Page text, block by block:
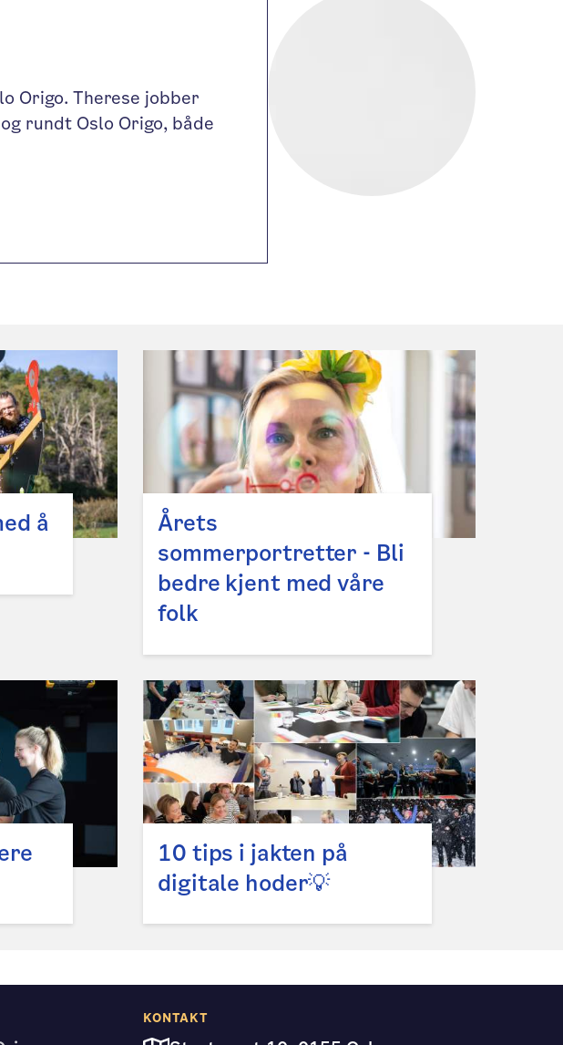
Origo. Therese jobber
rundt Oslo Origo, både
å
Årets
sommerportretter - Bli
bedre kjent med våre
folk
10 tips i jakten på
digitale hoder💡
KONTAKT